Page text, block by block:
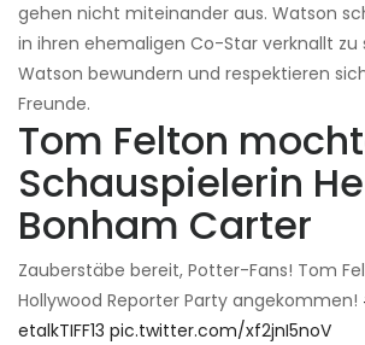
gehen nicht miteinander aus. Watson
in ihren ehemaligen Co-Star verknallt zu
Watson bewundern und respektieren
Freunde.
Tom Felton
Schauspielerin
Bonham Carter
Zauberstäbe bereit, Potter-Fans! Tom
Hollywood Reporter Party angekommen!
etalkTIFF13 pic.twitter.com/xf2jnI5noV